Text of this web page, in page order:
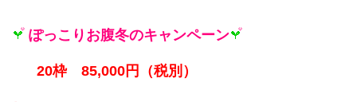
ぽっこり お腹冬のキャンペーン
20枠 85,000円（税別）